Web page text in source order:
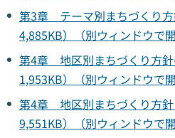
第3章 テーマ別まちづくり方
4,885KB）（別ウィンドウで開
第4章 地区別まちづくり方針
1,953KB）（別ウィンドウで開
第4章 地区別まちづくり方針
9,551KB）（別ウィンドウで開